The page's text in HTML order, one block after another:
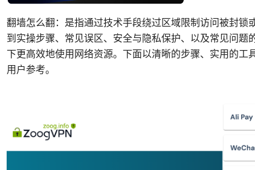
翻墙怎么翻：是指通过技术手段绕过区域限制访问被封锁
到实操步骤、常见误区、安全与隐私保护、以及常见问题
下更高效地使用网络资源。下面以清晰的步骤、实用的工
用户参考。